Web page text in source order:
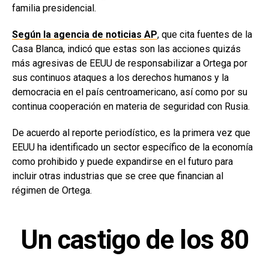
familia presidencial.
Según la agencia de noticias AP, que cita fuentes de la
Casa Blanca, indicó que estas son las acciones quizás
más agresivas de EEUU de responsabilizar a Ortega por
sus continuos ataques a los derechos humanos y la
democracia en el país centroamericano, así como por su
continua cooperación en materia de seguridad con Rusia.
De acuerdo al reporte periodístico, es la primera vez que
EEUU ha identificado un sector específico de la economía
como prohibido y puede expandirse en el futuro para
incluir otras industrias que se cree que financian al
régimen de Ortega.
Un castigo de los 80